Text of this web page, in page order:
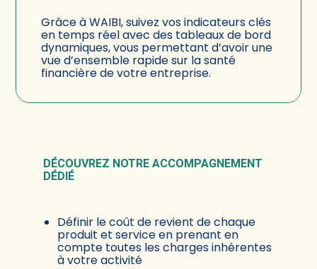
Grâce à WAIBI, suivez vos indicateurs clés
en temps réel avec des tableaux de bord
dynamiques, vous permettant d’avoir une
vue d’ensemble rapide sur la santé
financière de votre entreprise.
DÉCOUVREZ NOTRE ACCOMPAGNEMENT
DÉDIÉ
Définir le coût de revient de chaque
produit et service en prenant en
compte toutes les charges inhérentes
à votre activité